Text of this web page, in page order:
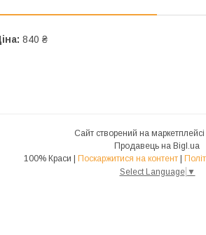
840 ₴
Сайт створений на маркетплейсі
Продавець на Bigl.ua
100% Краси | Поскаржитися на контент |
Select Language ▼